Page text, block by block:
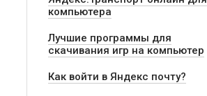
компьютера
Лучшие программы для
скачивания игр на компьютер
Как войти в Яндекс почту?